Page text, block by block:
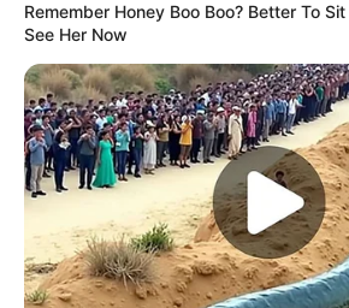
Remember Honey Boo Boo? Better To
See Her Now